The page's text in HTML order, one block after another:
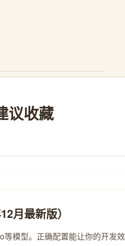
议收藏
月最新版）
模型。正确配置能让你的开发